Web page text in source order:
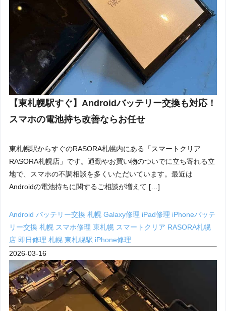
【東札幌駅すぐ】Androidバッテリー交換も対応！
スマホの電池持ち改善ならお任せ
東札幌駅からすぐのRASORA札幌内にある「スマートクリア
RASORA札幌店」です。通勤やお買い物のついでに立ち寄れる立
地で、スマホの不調相談を多くいただいています。最近は
Androidの電池持ちに関するご相談が増えて […]
Android バッテリー交換 札幌Galaxy修理 iPad修理 iPhoneバッテ
リー交換 札幌 スマホ修理 東札幌 スマートクリア RASORA札幌
店 即日修理 札幌東札幌駅 iPhone修理
2026-03-16